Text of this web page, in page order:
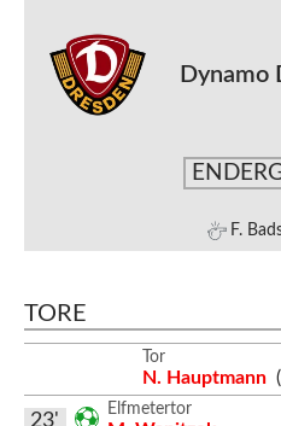
Dynamo
F.
TORE
Tor
N. Hauptmann (
Elfmetertor
23'